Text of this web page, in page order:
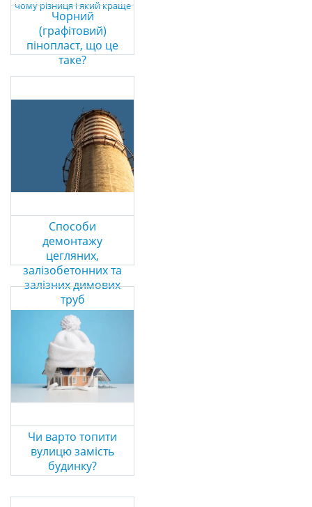
Чорний
(графітовий)
пінопласт, що це
таке?
Способи
демонтажу
цегляних,
залізобетонних та
залізних димових
труб
Чи варто топити
вулицю замість
будинку?